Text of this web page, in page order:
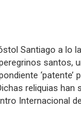
Santiago a lo
santos,
‘patente’
reliquias han
Internacional